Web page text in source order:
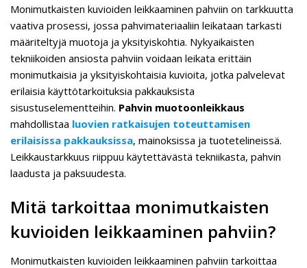
Monimutkaisten kuvioiden leikkaaminen pahviin on tarkkuutta
vaativa prosessi, jossa pahvimateriaaliin leikataan tarkasti
määriteltyjä muotoja ja yksityiskohtia. Nykyaikaisten
tekniikoiden ansiosta pahviin voidaan leikata erittäin
monimutkaisia ja yksityiskohtaisia kuvioita, jotka palvelevat
erilaisia käyttötarkoituksia pakkauksista
sisustuselementteihin. Pahvin muotoonleikkaus
mahdollistaa luovien ratkaisujen toteuttamisen
erilaisissa pakkauksissa, mainoksissa ja tuotetelineissä.
Leikkaustarkkuus riippuu käytettävästä tekniikasta, pahvin
laadusta ja paksuudesta.
Mitä tarkoittaa monimutkaisten
kuvioiden leikkaaminen pahviin?
Monimutkaisten kuvioiden leikkaaminen pahviin tarkoittaa